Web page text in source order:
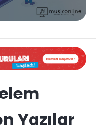
Yazılar